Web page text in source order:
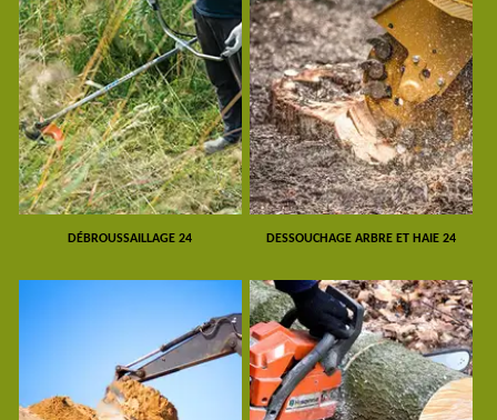
DÉBROUSSAILLAGE 24 DESSOUCHAGE ARBRE ET HAIE 24